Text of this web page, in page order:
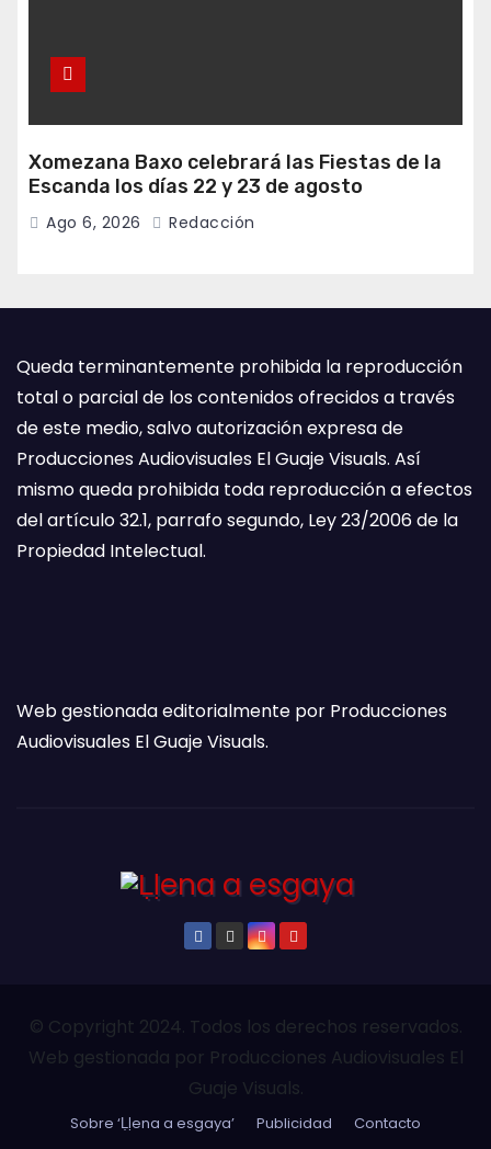
Xomezana Baxo celebrará las Fiestas de la
Escanda los días 22 y 23 de agosto
Ago 6, 2026 Redacción
Queda terminantemente prohibida la reproducción
total o parcial de los contenidos ofrecidos a través
de este medio, salvo autorización expresa de
Producciones Audiovisuales El Guaje Visuals. Así
mismo queda prohibida toda reproducción a efectos
del artículo 32.1, parrafo segundo, Ley 23/2006 de la
Propiedad Intelectual.
Web gestionada editorialmente por Producciones
Audiovisuales El Guaje Visuals.
© Copyright 2024. Todos los derechos reservados.
Web gestionada por Producciones Audiovisuales El
Guaje Visuals.
Sobre ‘Ḷḷena a esgaya’ Publicidad Contacto